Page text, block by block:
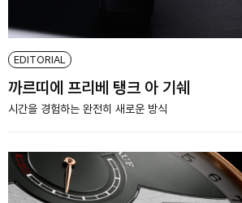
EDITORIAL
까르띠에 프리베 탱크 아 기쉐
시간을 경험하는 완전히 새로운 방식